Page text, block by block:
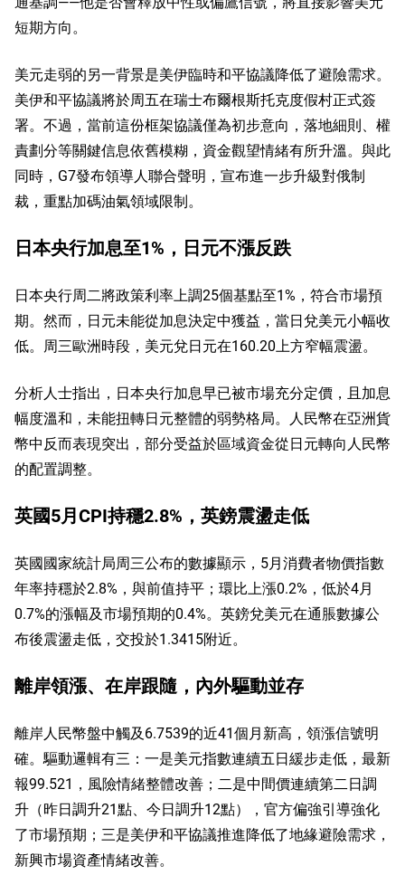
短期方向。
美元走弱的另一背景是美伊臨時和平協議降低了避險需求。
美伊和平協議將於周五在瑞士布爾根斯托克度假村正式簽
署。不過，當前這份框架協議僅為初步意向，落地細則、權
責劃分等關鍵信息依舊模糊，資金觀望情緒有所升溫。與此
同時，G7發布領導人聯合聲明，宣布進一步升級對俄制
裁，重點加碼油氣領域限制。
日本央行加息至1%，日元不漲反跌
日本央行周二將政策利率上調25個基點至1%，符合市場預
期。然而，日元未能從加息決定中獲益，當日兌美元小幅收
低。周三歐洲時段，美元兌日元在160.20上方窄幅震盪。
分析人士指出，日本央行加息早已被市場充分定價，且加息
幅度溫和，未能扭轉日元整體的弱勢格局。人民幣在亞洲貨
幣中反而表現突出，部分受益於區域資金從日元轉向人民幣
的配置調整。
英國5月CPI持穩2.8%，英鎊震盪走低
英國國家統計局周三公布的數據顯示，5月消費者物價指數
年率持穩於2.8%，與前值持平；環比上漲0.2%，低於4月
0.7%的漲幅及市場預期的0.4%。英鎊兌美元在通脹數據公
布後震盪走低，交投於1.3415附近。
離岸領漲、在岸跟隨，內外驅動並存
離岸人民幣盤中觸及6.7539的近41個月新高，領漲信號明
確。驅動邏輯有三：一是美元指數連續五日緩步走低，最新
報99.521，風險情緒整體改善；二是中間價連續第二日調
升（昨日調升21點、今日調升12點），官方偏強引導強化
了市場預期；三是美伊和平協議推進降低了地緣避險需求，
新興市場資產情緒改善。